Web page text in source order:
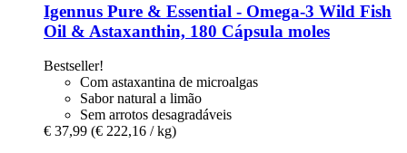
Igennus Pure & Essential -​ Omega-​3 Wild Fish
Oil & Astaxanthin, 180 Cápsula moles
Bestseller!
Com astaxantina de microalgas
Sabor natural a limão
Sem arrotos desagradáveis
€ 37,99 (€ 222,16 / kg)